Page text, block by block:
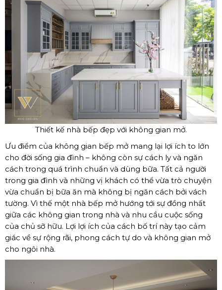
Thiết kế nhà bếp đẹp với không gian mở.
Ưu điểm của không gian bếp mở mang lại lợi ích to lớn
cho đời sống gia đình – không còn sự cách ly và ngăn
cách trong quá trình chuẩn và dùng bữa. Tất cả người
trong gia đình và những vị khách có thể vừa trò chuyện
vừa chuẩn bị bữa ăn mà không bị ngăn cách bởi vách
tường. Vì thế một nhà bếp mở hướng tới sự đồng nhất
giữa các không gian trong nhà và nhu cầu cuộc sống
của chủ sỡ hữu. Lợi lợi ích của cách bố trí này tạo cảm
giác về sự rộng rãi, phong cách tự do và không gian mở
cho ngôi nhà.